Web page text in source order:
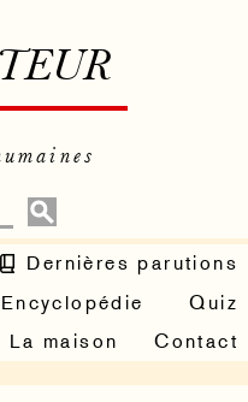
Dernières parutions
Encyclopédie
Quiz
La maison Contact